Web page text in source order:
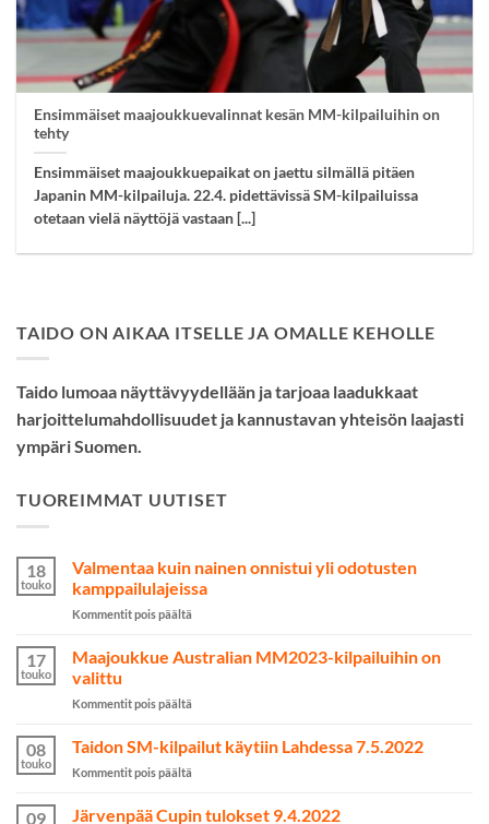
Ensimmäiset maajoukkuevalinnat kesän MM-kilpailuihin on
tehty
Ensimmäiset maajoukkuepaikat on jaettu silmällä pitäen
Japanin MM-kilpailuja. 22.4. pidettävissä SM-kilpailuissa
otetaan vielä näyttöjä vastaan [...]
TAIDO ON AIKAA ITSELLE JA OMALLE KEHOLLE
Taido lumoaa näyttävyydellään ja tarjoaa laadukkaat
harjoittelumahdollisuudet ja kannustavan yhteisön laajasti
ympäri Suomen.
TUOREIMMAT UUTISET
18
touko
Valmentaa kuin nainen onnistui yli odotusten
kamppailulajeissa
Kommentit pois päältä
kuin
nainen
kamppailulajeissa
17
touko
Maajoukkue Australian MM2023-kilpailuihin on
valittu
Kommentit pois päältä
Australian
MM2023-
valittu
08
touko
Taidon SM-kilpailut käytiin Lahdessa 7.5.2022
Kommentit pois päältä
SM-
09 Järvenpää Cupin tulokset 9.4.2022